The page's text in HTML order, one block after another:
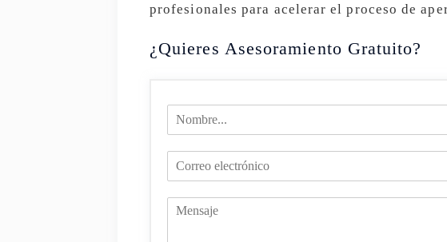
profesionales para acelerar el proceso de
¿Quieres Asesoramiento Gratuito?